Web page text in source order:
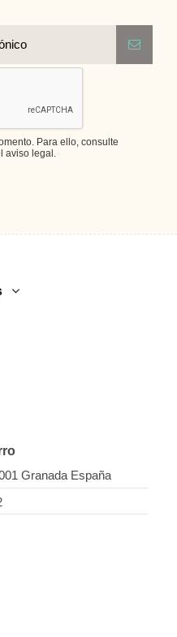
Para ello, consulte
aviso legal.
Granada España